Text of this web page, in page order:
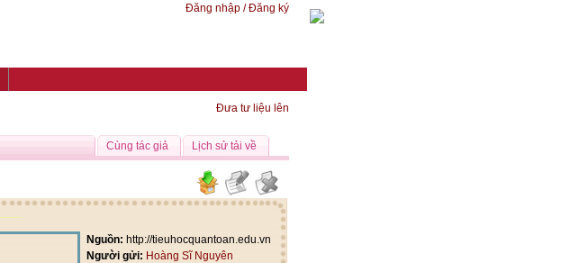
Đăng nhập / Đăng ký
Đưa tư liệu lên
Cùng tác giả Lịch sử tải về
Nguồn: http://tieuhocquantoan.edu.vn
Người gửi: Hoàng Sĩ Nguyên